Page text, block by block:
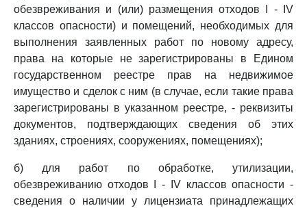
обезвреживания и (или) размещения отходов I - IV
классов опасности) и помещений, необходимых для
выполнения заявленных работ по новому адресу,
права на которые не зарегистрированы в Едином
государственном реестре прав на недвижимое
имущество и сделок с ним (в случае, если такие права
зарегистрированы в указанном реестре, - реквизиты
документов, подтверждающих сведения об этих
зданиях, строениях, сооружениях, помещениях);
б) для работ по обработке, утилизации,
обезвреживанию отходов I - IV классов опасности -
сведения о наличии у лицензиата принадлежащих